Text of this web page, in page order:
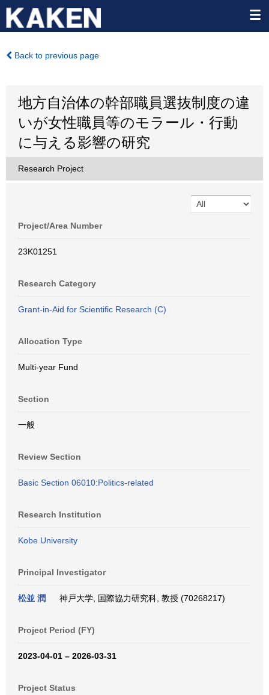
Back to previous page
地方自治体の幹部職員選抜制度の違
いが女性職員等のモラール・行動
に与える影響の研究
Research Project
Project/Area Number
23K01251
Research Category
Grant-in-Aid for Scientific Research (C)
Allocation Type
Multi-year Fund
Section
一般
Review Section
Basic Section 06010:Politics-related
Research Institution
Kobe University
Principal Investigator
松並 潤 神戸大学, 国際協力研究科, 教授 (70268217)
Project Period (FY)
2023-04-01 – 2026-03-31
Project Status